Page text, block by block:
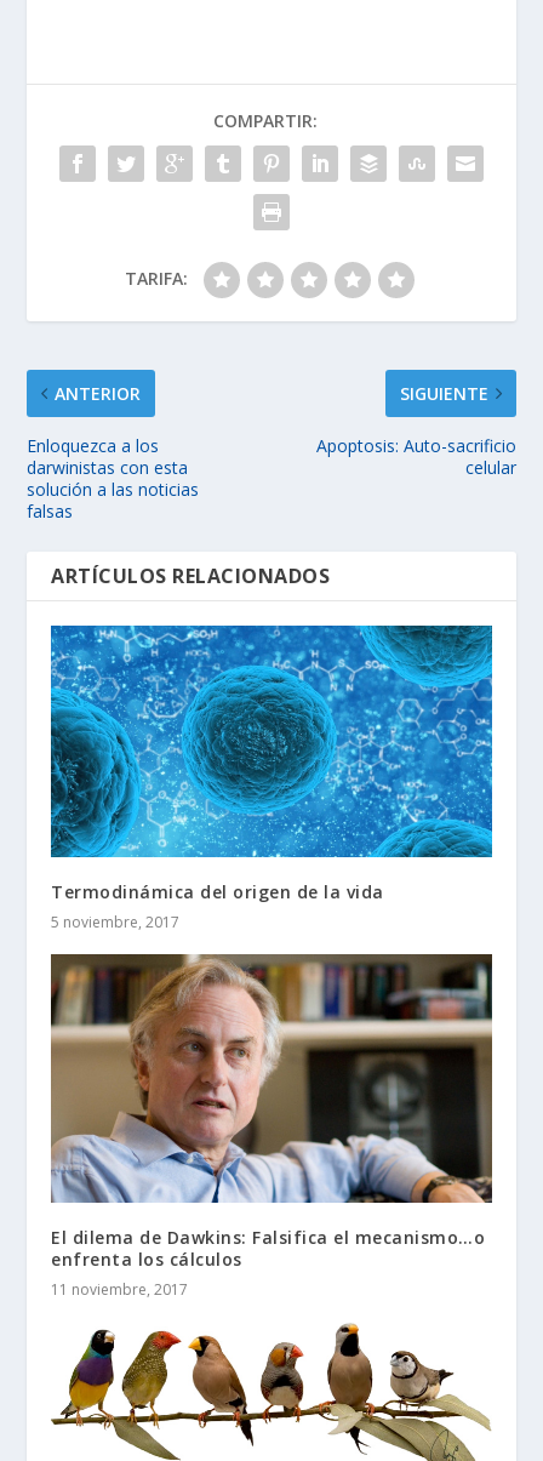
COMPARTIR:
TARIFA:
ANTERIOR
Enloquezca a los
darwinistas con esta
solución a las noticias
falsas
SIGUIENTE
Apoptosis: Auto-sacrificio
celular
ARTÍCULOS RELACIONADOS
Termodinámica del origen de la vida
5 noviembre, 2017
El dilema de Dawkins: Falsifica el mecanismo…o
enfrenta los cálculos
11 noviembre, 2017